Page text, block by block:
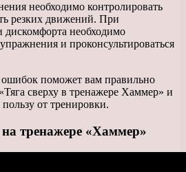
необходимо контролировать
резких движений. При
необходимо
и проконсультироваться
поможет вам правильно
сверху в тренажере Хаммер» и
от тренировки.
тренажере «Хаммер»